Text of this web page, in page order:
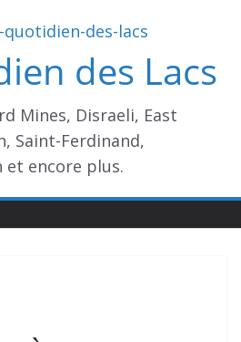
des Lacs
Mines, Disraeli, East
Saint-Ferdinand,
et encore plus.